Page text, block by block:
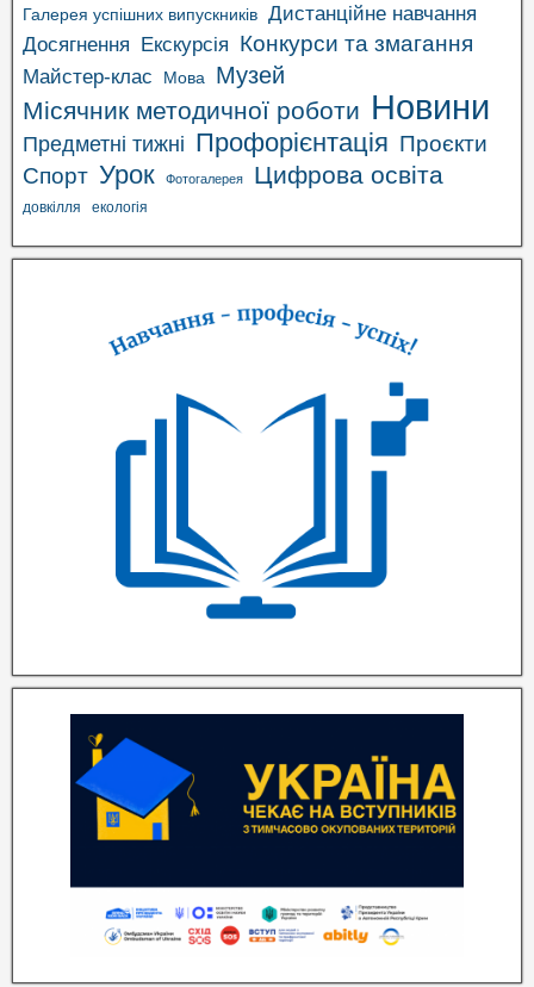
Галерея успішних випускників Дистанційне навчання
Досягнення Екскурсія Конкурси та змагання
Майстер-клас Мова Музей
Місячник методичної роботи Новини
Предметні тижні Профорієнтація Проєкти
Спорт Урок Фотогалерея Цифрова освіта
довкілля екологія